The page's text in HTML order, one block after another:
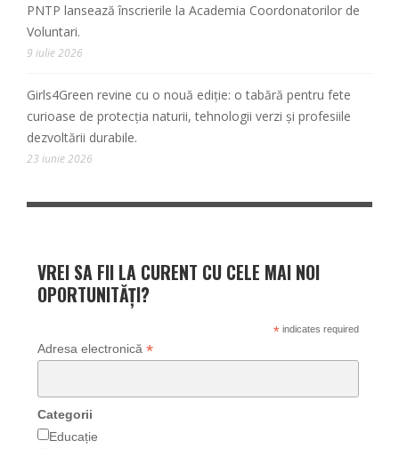
PNTP lansează înscrierile la Academia Coordonatorilor de
Voluntari.
9 iulie 2026
Girls4Green revine cu o nouă ediție: o tabără pentru fete
curioase de protecția naturii, tehnologii verzi și profesiile
dezvoltării durabile.
23 iunie 2026
VREI SA FII LA CURENT CU CELE MAI NOI
OPORTUNITĂȚI?
*indicates required
Adresa electronică *
Categorii
Educație